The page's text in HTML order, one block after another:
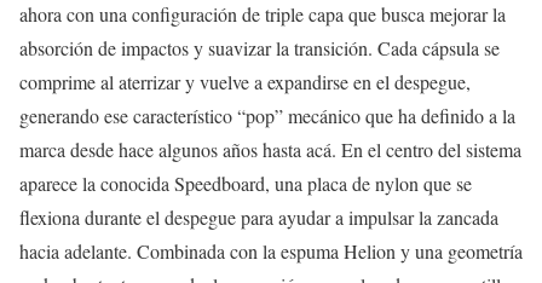
ahora con una configuración de triple capa que busca mejorar la
absorción de impactos y suavizar la transición. Cada cápsula se
comprime al aterrizar y vuelve a expandirse en el despegue,
generando ese característico “pop” mecánico que ha definido a la
marca desde hace algunos años hasta acá. En el centro del sistema
aparece la conocida Speedboard, una placa de nylon que se
flexiona durante el despegue para ayudar a impulsar la zancada
hacia adelante. Combinada con la espuma Helion y una geometría